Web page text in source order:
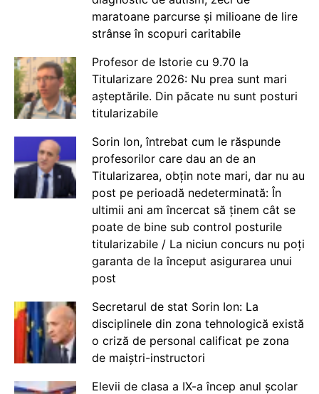
maratoane parcurse și milioane de lire
strânse în scopuri caritabile
Profesor de Istorie cu 9.70 la
Titularizare 2026: Nu prea sunt mari
așteptările. Din păcate nu sunt posturi
titularizabile
Sorin Ion, întrebat cum le răspunde
profesorilor care dau an de an
Titularizarea, obțin note mari, dar nu au
post pe perioadă nedeterminată: În
ultimii ani am încercat să ținem cât se
poate de bine sub control posturile
titularizabile / La niciun concurs nu poți
garanta de la început asigurarea unui
post
Secretarul de stat Sorin Ion: La
disciplinele din zona tehnologică există
o criză de personal calificat pe zona
de maiștri-instructori
Elevii de clasa a IX-a încep anul școlar